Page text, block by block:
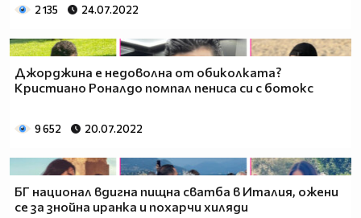
2 135 24.07.2022
Джорджина е недоволна от обиколката?
Кристиано Роналдо помпал пениса си с ботокс
9 652 20.07.2022
БГ национал вдигна пищна сватба в Италия, ожени
се за знойна иранка и похарчи хиляди